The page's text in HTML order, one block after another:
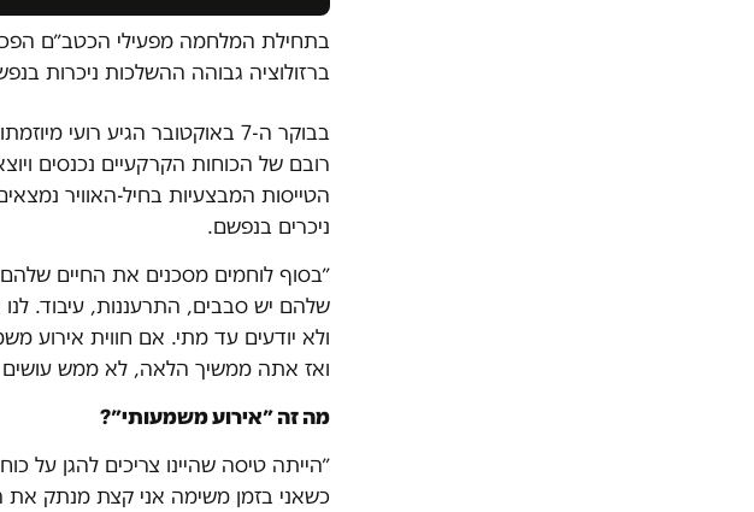
ברזולוציה גבוהה ההשלכות ניכרות
בבוקר ה-7 באוקטובר הגיע
רובם של הכוחות הקרקעיים נכנסים
הטייסות המבצעיות בחיל-האוויר
ניכרים בנפשם.
״בסוף לוחמים מסכנים את החיים
ולא יודעים עד מתי. אם חווית אירוע
ואז אתה ממשיך הלאה, לא ממש
מה זה ״אירוע משמעותי״?
כשאני בזמן משימה אני קצת מנתק את